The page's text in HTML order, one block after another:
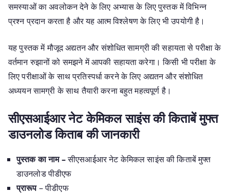
समस्याओं का अवलोकन देने के लिए अभ्यास के लिए पुस्तक में विभिन्न
प्रश्न प्रदान करता है और यह आत्म विश्लेषण के लिए भी उपयोगी है।
यह पुस्तक में मौजूद अद्यतन और संशोधित सामग्री की सहायता से परीक्षा के
वर्तमान रुझानों को समझने में आपकी सहायता करेगा। किसी भी परीक्षा के
लिए परीक्षाओं के साथ प्रतिस्पर्धा करने के लिए अद्यतन और संशोधित
अध्ययन सामग्री के साथ तैयारी करना बहुत महत्वपूर्ण है।
सीएसआईआर नेट केमिकल साइंस की किताबें मुफ्त
डाउनलोड किताब की जानकारी
पुस्तक का नाम –सीएसआईआर नेट केमिकल साइंस की किताबें मुफ्त
डाउनलोड पीडीएफ
प्रारूप– पीडीएफ